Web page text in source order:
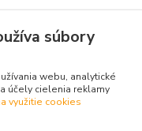
súbory
webu, analytické
účely cielenia reklamy
využitie cookies